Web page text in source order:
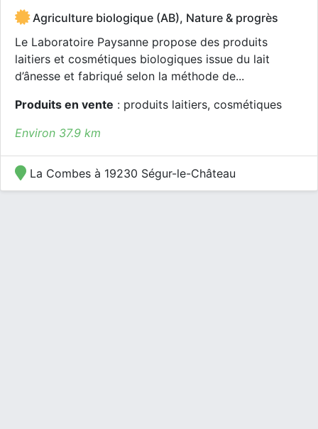
Agriculture biologique (AB), Nature & progrès
Le Laboratoire Paysanne propose des produits
laitiers et cosmétiques biologiques issue du lait
d’ânesse et fabriqué selon la méthode de...
Produits en vente : produits laitiers, cosmétiques
Environ 37.9 km
La Combes à 19230 Ségur-le-Château